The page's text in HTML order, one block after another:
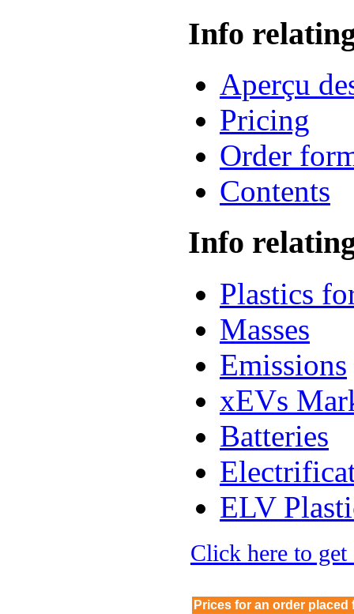
Info
Aperçu
Pricing
Order
Contents
Info
Plastics
Masses
Emissions
xEVs
Batteries
ELV
Click here to get
Prices for an order placed